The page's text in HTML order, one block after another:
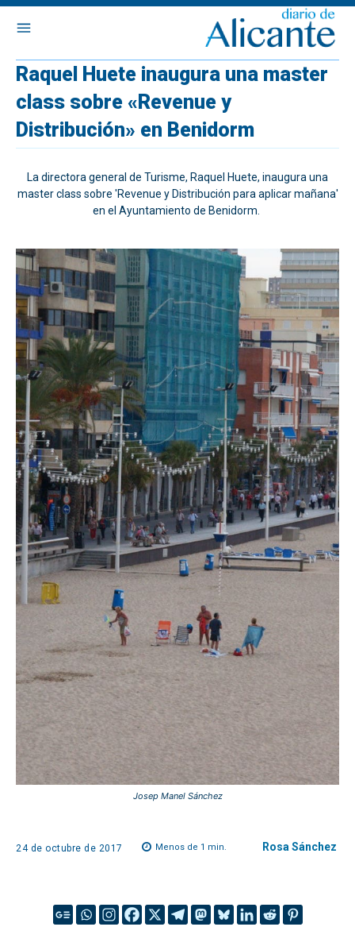
Raquel Huete inaugura una master
class sobre «Revenue y
Distribución» en Benidorm
La directora general de Turisme, Raquel Huete, inaugura una
master class sobre 'Revenue y Distribución para aplicar mañana'
en el Ayuntamiento de Benidorm.
Josep Manel Sánchez
24 de octubre de 2017 Menos de 1 min. Rosa Sánchez